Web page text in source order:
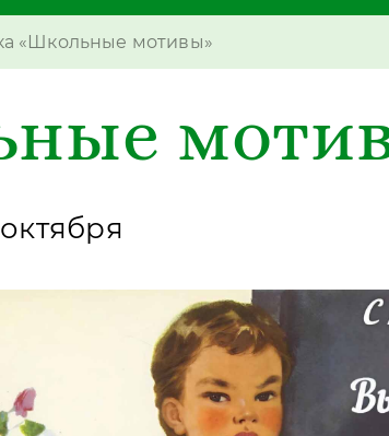
«Школьные мотивы»